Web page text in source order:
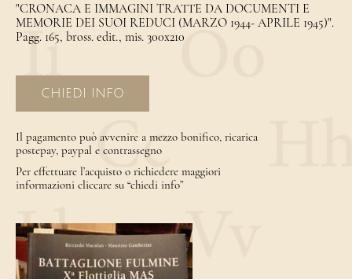
"CRONACA E IMMAGINI TRATTE DA DOCUMENTI E
MEMORIE DEI SUOI REDUCI (MARZO 1944- APRILE 1945)".
Pagg. 165, bross. edit., mis. 300x210
CHIEDI INFO
Il pagamento può avvenire a mezzo bonifico, ricarica
postepay, paypal e contrassegno
Per effettuare l’acquisto o richiedere maggiori
informazioni cliccare su “chiedi info”